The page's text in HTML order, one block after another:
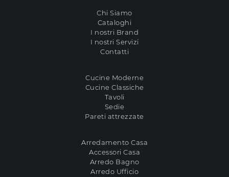
Chi Siamo
Cataloghi
I nostri Brand
I nostri Servizi
Contatti
Cucine Moderne
Cucine Classiche
Tavoli
Sedie
Pareti attrezzate
Arredamento Casa
Accessori Casa
Arredo Bagno
Arredo Ufficio